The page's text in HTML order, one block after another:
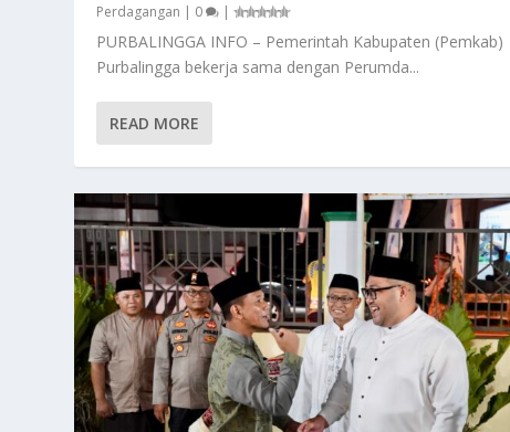
Perdagangan | 0 |
PURBALINGGA INFO – Pemerintah Kabupaten (Pemkab)
Purbalingga bekerja sama dengan Perumda...
READ MORE